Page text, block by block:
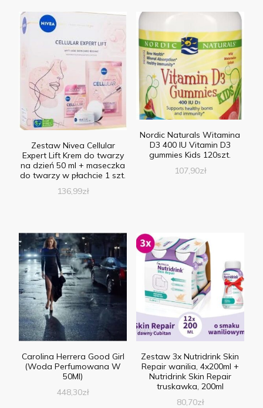
Zestaw Nivea Cellular
Expert Lift Krem do twarzy
na dzień 50 ml + maseczka
do twarzy w płachcie 1 szt.
136,99zł
Nordic Naturals Witamina
D3 400 IU Vitamin D3
gummies Kids 120szt.
107,90zł
Carolina Herrera Good Girl
(Woda Perfumowana W
50Ml)
448,30zł
Zestaw 3x Nutridrink Skin
Repair wanilia, 4x200ml +
Nutridrink Skin Repair
truskawka, 200ml
80,70zł